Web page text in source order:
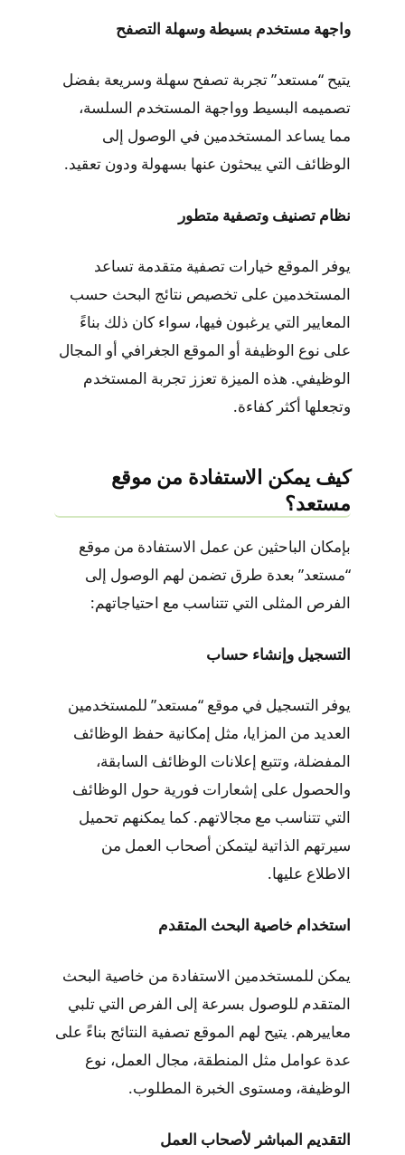
واجهة مستخدم بسيطة وسهلة التصفح
يتيح “مستعد” تجربة تصفح سهلة وسريعة بفضل
تصميمه البسيط وواجهة المستخدم السلسة،
مما يساعد المستخدمين في الوصول إلى
الوظائف التي يبحثون عنها بسهولة ودون تعقيد.
نظام تصنيف وتصفية متطور
يوفر الموقع خيارات تصفية متقدمة تساعد
المستخدمين على تخصيص نتائج البحث حسب
المعايير التي يرغبون فيها، سواء كان ذلك بناءً
على نوع الوظيفة أو الموقع الجغرافي أو المجال
الوظيفي. هذه الميزة تعزز تجربة المستخدم
وتجعلها أكثر كفاءة.
كيف يمكن الاستفادة من موقع
مستعد؟
بإمكان الباحثين عن عمل الاستفادة من موقع
“مستعد” بعدة طرق تضمن لهم الوصول إلى
الفرص المثلى التي تتناسب مع احتياجاتهم:
التسجيل وإنشاء حساب
يوفر التسجيل في موقع “مستعد” للمستخدمين
العديد من المزايا، مثل إمكانية حفظ الوظائف
المفضلة، وتتبع إعلانات الوظائف السابقة،
والحصول على إشعارات فورية حول الوظائف
التي تتناسب مع مجالاتهم. كما يمكنهم تحميل
سيرتهم الذاتية ليتمكن أصحاب العمل من
الاطلاع عليها.
استخدام خاصية البحث المتقدم
يمكن للمستخدمين الاستفادة من خاصية البحث
المتقدم للوصول بسرعة إلى الفرص التي تلبي
معاييرهم. يتيح لهم الموقع تصفية النتائج بناءً على
عدة عوامل مثل المنطقة، مجال العمل، نوع
الوظيفة، ومستوى الخبرة المطلوب.
التقديم المباشر لأصحاب العمل